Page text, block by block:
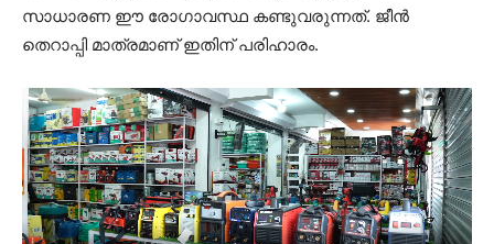
സാധാരണ ഈ രോഗാവസ്ഥ കണ്ടുവരുന്നത്. ജീന്‍
തെറാപ്പി മാത്രമാണ് ഇതിന് പരിഹാരം.